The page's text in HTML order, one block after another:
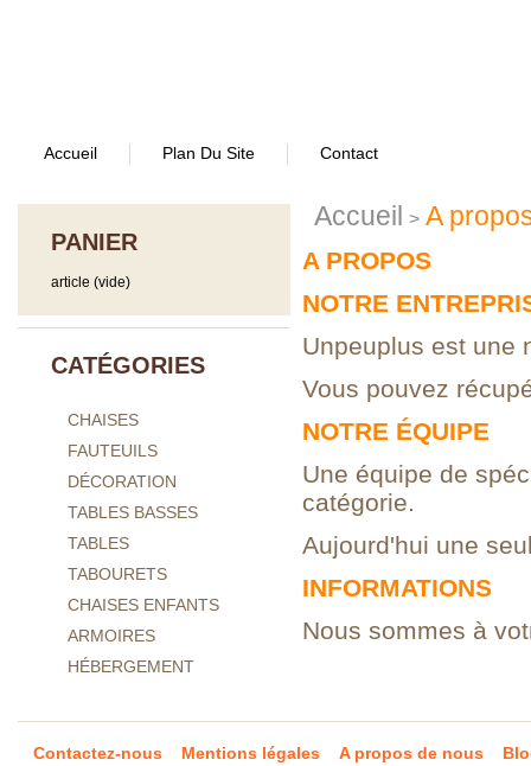
Accueil Plan Du Site Contact
PANIER
article (vide)
CATÉGORIES
CHAISES
FAUTEUILS
DÉCORATION
TABLES BASSES
TABLES
TABOURETS
CHAISES ENFANTS
ARMOIRES
HÉBERGEMENT
Accueil > A
A PROPOS
NOTRE
Unpeuplus est une
Vous pouvez
NOTRE ÉQUIPE
Une équipe de
catégorie.
Aujourd'hui une
INFORMATIONS
Nous sommes à
Contactez-nous Mentions légales A propos de nous